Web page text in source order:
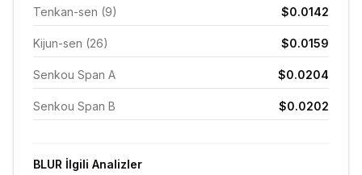
Tenkan-sen (9) $0.0142
Kijun-sen (26) $0.0159
Senkou Span A $0.0204
Senkou Span B $0.0202
BLUR İlgili Analizler